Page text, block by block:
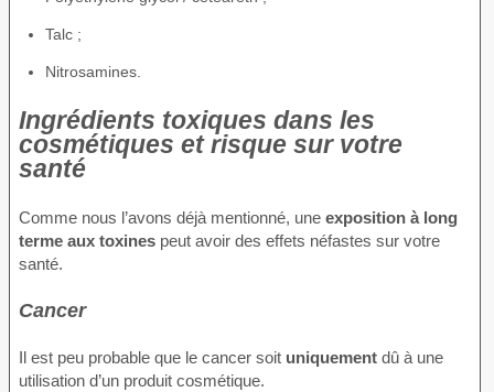
Talc ;
Nitrosamines.
Ingrédients toxiques dans les
cosmétiques et risque sur votre
santé
Comme nous l’avons déjà mentionné, une exposition à long
terme aux toxines peut avoir des effets néfastes sur votre
santé.
Cancer
Il est peu probable que le cancer soit uniquement dû à une
utilisation d’un produit cosmétique.